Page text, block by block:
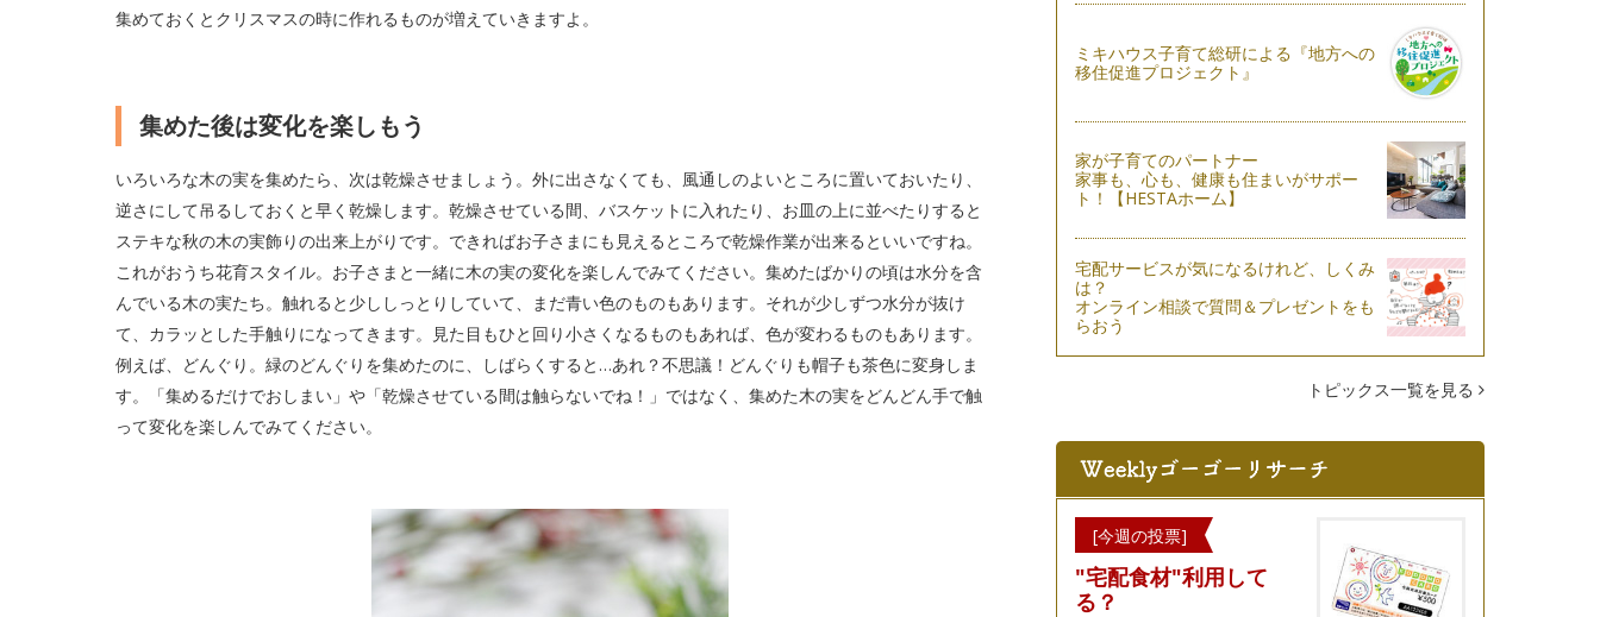
集めておくとクリスマスの時に作れるものが増えていきますよ。
集めた後は変化を楽しもう
いろいろな木の実を集めたら、次は乾燥させましょう。外に出さなくても、風通しのよいところに置いておいたり、
逆さにして吊るしておくと早く乾燥します。乾燥させている間、バスケットに入れたり、お皿の上に並べたりすると
ステキな秋の木の実飾りの出来上がりです。できればお子さまにも見えるところで乾燥作業が出来るといいですね。
これがおうち花育スタイル。お子さまと一緒に木の実の変化を楽しんでみてください。集めたばかりの頃は水分を含
んでいる木の実たち。触れると少ししっとりしていて、まだ青い色のものもあります。それが少しずつ水分が抜け
て、カラッとした手触りになってきます。見た目もひと回り小さくなるものもあれば、色が変わるものもあります。
例えば、どんぐり。緑のどんぐりを集めたのに、しばらくすると…あれ？不思議！どんぐりも帽子も茶色に変身しま
す。「集めるだけでおしまい」や「乾燥させている間は触らないでね！」ではなく、集めた木の実をどんどん手で触
って変化を楽しんでみてください。
ミキハウス子育て総研による『地方への
移住促進プロジェクト』
家が子育てのパートナー
家事も、心も、健康も住まいがサポー
ト！【HESTAホーム】
宅配サービスが気になるけれど、しくみ
は？
オンライン相談で質問＆プレゼントをも
らおう
トピックス一覧を見る
[今週の投票]
"宅配食材"利用して
る？